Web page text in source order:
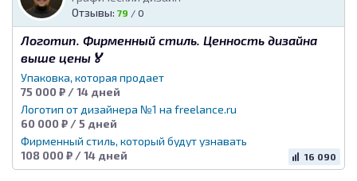
Отзывы: 79 / 0
Логотип. Фирменный стиль. Ценность дизайна
выше цены🏅
Упаковка, которая продает
75 000 ₽ / 14 дней
Логотип от дизайнера №1 на freelance.ru
60 000 ₽ / 5 дней
Фирменный стиль, который будут узнавать
108 000 ₽ / 14 дней
16 090